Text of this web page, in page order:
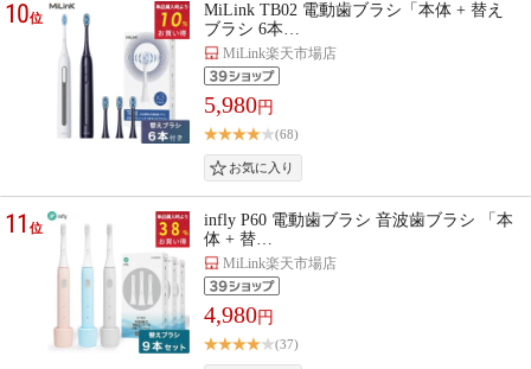
10位
MiLink TB02 電動歯ブラシ「本体 + 替え
ブラシ 6本…
MiLink楽天市場店
5,980円
(68)
11位
infly P60 電動歯ブラシ 音波歯ブラシ 「本
体 + 替…
MiLink楽天市場店
4,980円
(37)